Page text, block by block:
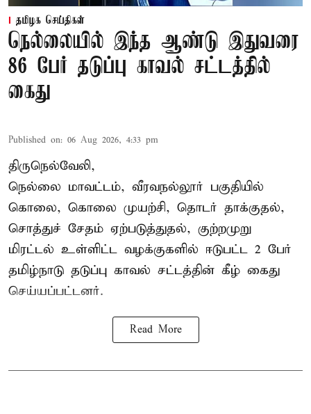
தமிழக செய்திகள்
நெல்லையில் இந்த ஆண்டு இதுவரை
86 பேர் தடுப்பு காவல் சட்டத்தில்
கைது
Published on: 06 Aug 2026, 4:33 pm
திருநெல்வேலி,
நெல்லை மாவட்டம், வீரவநல்லூர் பகுதியில்
கொலை, கொலை முயற்சி, தொடர் தாக்குதல்,
சொத்துச் சேதம் ஏற்படுத்துதல், குற்றமுறு
மிரட்டல் உள்ளிட்ட வழக்குகளில் ஈடுபட்ட 2 பேர்
தமிழ்நாடு தடுப்பு காவல் சட்டத்தின் கீழ் கைது
செய்யப்பட்டனர்.
Read More